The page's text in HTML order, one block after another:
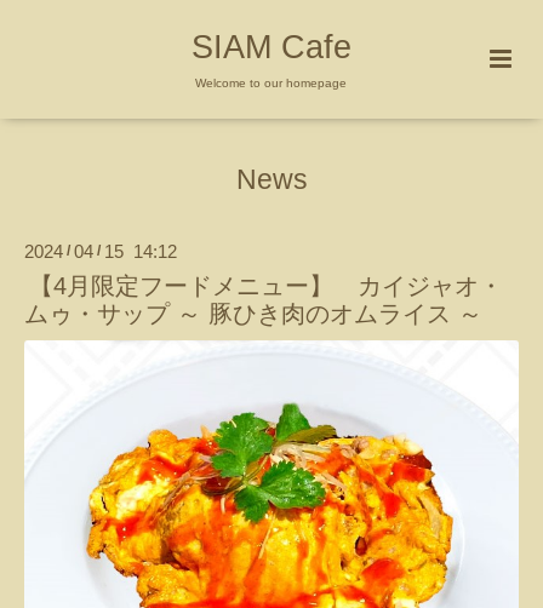
SIAM Cafe
Welcome to our homepage
News
2024 / 04 / 15 14:12
【4月限定フードメニュー】 カイジャオ・
ムゥ・サップ ～ 豚ひき肉のオムライス ～